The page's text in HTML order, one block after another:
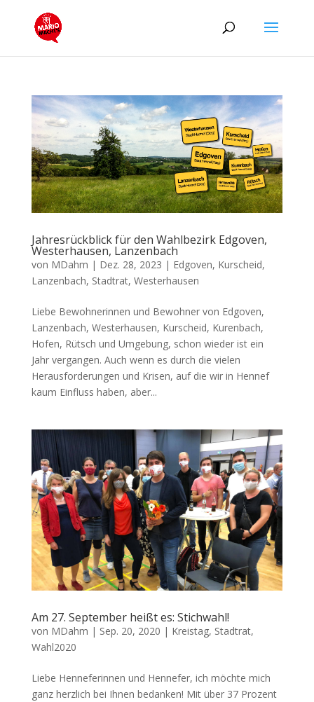
Jahresrückblick für den Wahlbezirk Edgoven,
Westerhausen, Lanzenbach
von MDahm | Dez. 28, 2023 | Edgoven, Kurscheid,
Lanzenbach, Stadtrat, Westerhausen
Liebe Bewohnerinnen und Bewohner von Edgoven,
Lanzenbach, Westerhausen, Kurscheid, Kurenbach,
Hofen, Rütsch und Umgebung, schon wieder ist ein
Jahr vergangen. Auch wenn es durch die vielen
Herausforderungen und Krisen, auf die wir in Hennef
kaum Einfluss haben, aber...
Am 27. September heißt es: Stichwahl!
von MDahm | Sep. 20, 2020 | Kreistag, Stadtrat,
Wahl2020
Liebe Henneferinnen und Hennefer, ich möchte mich
ganz herzlich bei Ihnen bedanken! Mit über 37 Prozent